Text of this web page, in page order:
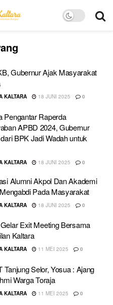
Gubernur Ajak Masyarakat
KALTARA 18 JUNI 2025 0
Pengantar Raperda
APBD 2024, Gubernur
BPK Jadi Wadah untuk
KALTARA 18 JUNI 2025 0
Alumni Akpol Dan Akademi
Pada Masyarakat
KALTARA 18 JUNI 2025 0
Exit Meeting Bersama
Kaltara
KALTARA 11 MEI 2025 0
Tanjung Selor, Yosua : Ajang
Warga Toraja
KALTARA 11 MEI 2025 0